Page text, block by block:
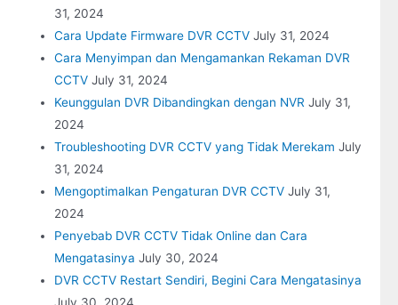
31, 2024
Cara Update Firmware DVR CCTV July 31, 2024
Cara Menyimpan dan Mengamankan Rekaman DVR
CCTV July 31, 2024
Keunggulan DVR Dibandingkan dengan NVR July 31,
2024
Troubleshooting DVR CCTV yang Tidak Merekam July
31, 2024
Mengoptimalkan Pengaturan DVR CCTV July 31,
2024
Penyebab DVR CCTV Tidak Online dan Cara
Mengatasinya July 30, 2024
DVR CCTV Restart Sendiri, Begini Cara Mengatasinya